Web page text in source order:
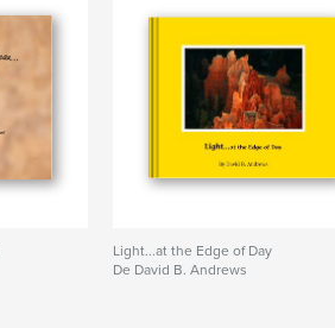
Light...at the Edge of Day
De David B. Andrews